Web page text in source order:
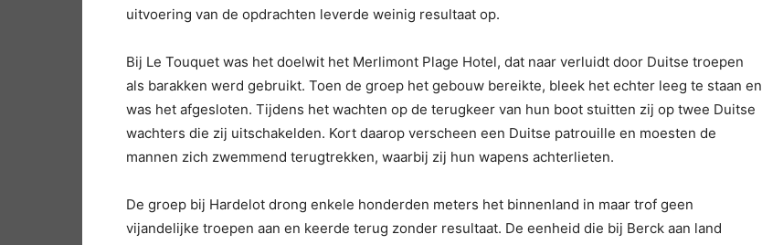
uitvoering van de opdrachten leverde weinig resultaat op.
Bij Le Touquet was het doelwit het Merlimont Plage Hotel, dat naar verluidt door Duitse troepen
als barakken werd gebruikt. Toen de groep het gebouw bereikte, bleek het echter leeg te staan en
was het afgesloten. Tijdens het wachten op de terugkeer van hun boot stuitten zij op twee Duitse
wachters die zij uitschakelden. Kort daarop verscheen een Duitse patrouille en moesten de
mannen zich zwemmend terugtrekken, waarbij zij hun wapens achterlieten.
De groep bij Hardelot drong enkele honderden meters het binnenland in maar trof geen
vijandelijke troepen aan en keerde terug zonder resultaat. De eenheid die bij Berck aan land